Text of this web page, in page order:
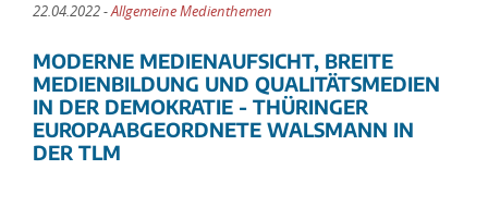
22.04.2022 -Allgemeine Medienthemen
MODERNE MEDIENAUFSICHT, BREITE
MEDIENBILDUNG UND QUALITÄTSMEDIEN
IN DER DEMOKRATIE - THÜRINGER
EUROPAABGEORDNETE WALSMANN IN
DER TLM